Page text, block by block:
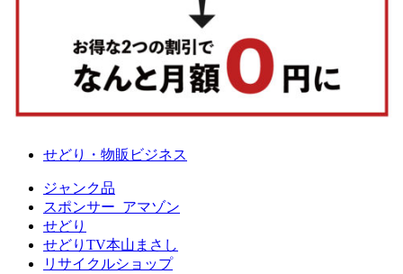
せどり・物販ビジネス
ジャンク品
スポンサー_アマゾン
せどり
せどりTV本山まさし
リサイクルショップ